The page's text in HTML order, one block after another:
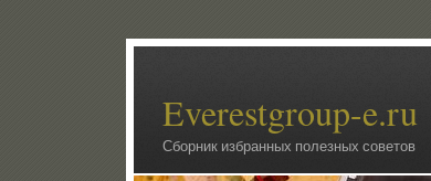
Everestgroup-e.ru
Сборник избранных полезных советов